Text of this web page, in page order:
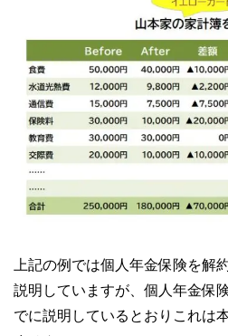
上記の例では個人年金保険を解
説明していますが、個人年金保
でに説明しているとおりこれは